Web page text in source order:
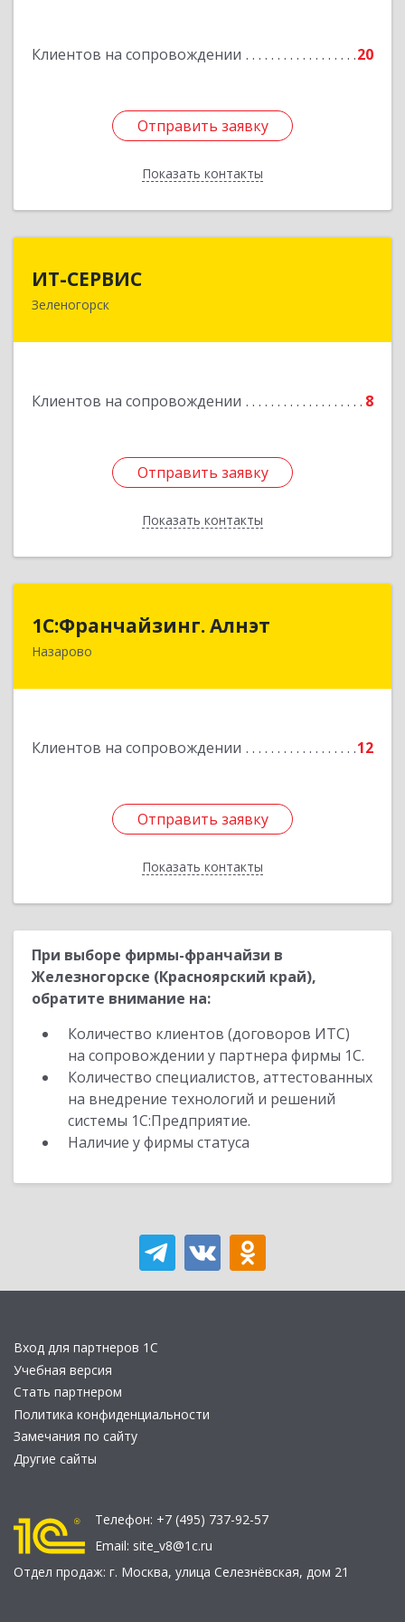
Клиентов на сопровождении 20
Отправить заявку
Показать контакты
Подробнее
Отправить заявку
Назад
ИТ-СЕРВИС
Зеленогорск
Клиентов на сопровождении 8
Отправить заявку
Показать контакты
663690, Красноярский край, Зеленогорск г,
Отправить заявку
Назад
1С:Франчайзинг. Алнэт
Назарово
Клиентов на сопровождении 12
Отправить заявку
Показать контакты
1С:Франчайзинг. Алнэт
662200, Красноярский край, Назарово г,
Отправить заявку
Назад
При выборе фирмы-франчайзи в
Железногорске (Красноярский край),
обратите внимание на:
Количество клиентов (договоров ИТС)
на сопровождении у партнера фирмы 1С.
Количество специалистов, аттестованных
на внедрение технологий и решений
системы 1С:Предприятие.
Наличие у фирмы статуса
Вход для партнеров 1С
Учебная версия
Стать партнером
Политика конфиденциальности
Замечания по сайту
Другие сайты
Телефон: +7 (495) 737-92-57
Email: site_v8@1c.ru
Отдел продаж: г. Москва, улица Селезнёвская, дом 21